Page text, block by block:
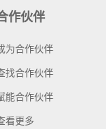
作伙伴
为合作伙伴
找合作伙伴
能合作伙伴
看更多